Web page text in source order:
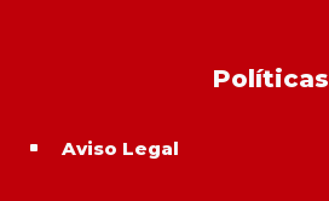
Políticas
^ Aviso Legal